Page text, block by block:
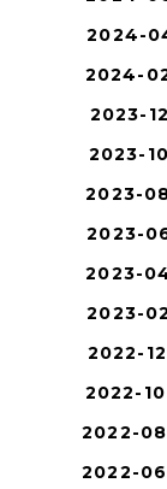
2024-04
2024-02
2023-12
2023-10
2023-08
2023-06
2023-04
2023-02
2022-12
2022-10
2022-08
2022-06